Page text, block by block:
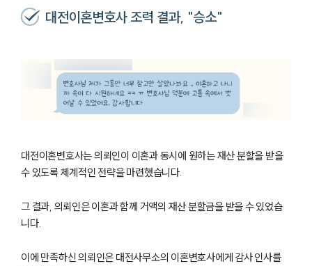
대전이혼변호사 조력 결과, "승소"
대전이혼변호사는 의뢰인이 이혼과 동시에 원하는 재산 분할을 받을
수 있도록 체계적인 전략을 마련했습니다.
그 결과, 의뢰인은 이혼과 함께 거액의 재산 분할금을 받을 수 있었습
니다.
이에 만족하신 의뢰인은 대전사무소의 이혼변호사에게 감사 인사를